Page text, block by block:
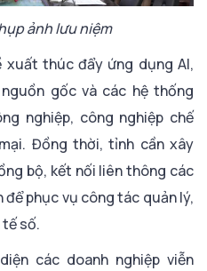
ảnh lưu niệm
xuất thúc đẩy ứng dụng AI,
gốc và các hệ thống
nghiệp, công nghiệp chế
Đồng thời, tỉnh cần xây
bộ, kết nối liên thông các
phục vụ công tác quản lý,
số.
các doanh nghiệp viễn